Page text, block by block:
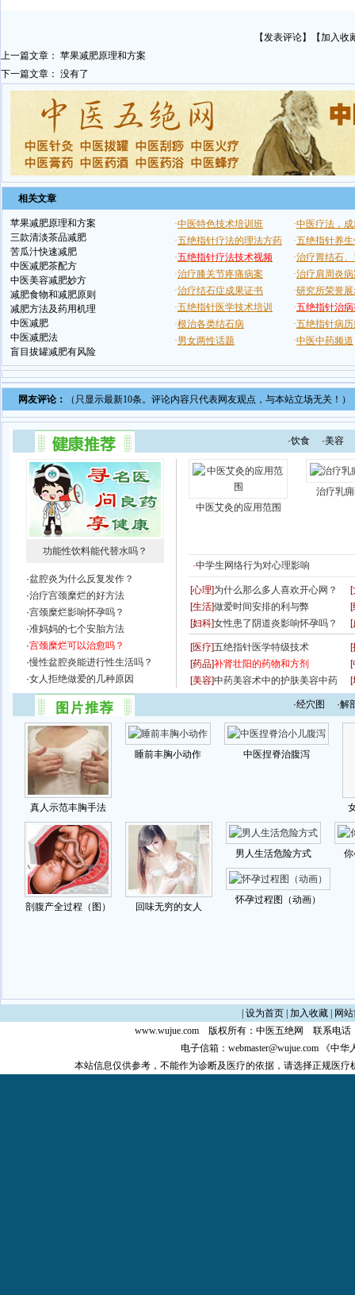
【发表评论】【加入收
上一篇文章： 苹果减肥原理和方案
下一篇文章： 没有了
相关文章
苹果减肥原理和方案
三款清淡茶品减肥
苦瓜汁快速减肥
中医减肥茶配方
中医美容减肥妙方
减肥食物和减肥原则
减肥方法及药用机理
中医减肥
中医减肥法
盲目拔罐减肥有风险
网友评论： （只显示最新10条。评论内容只代表网友观点，与本站立场无关！
设为首页| 加入收藏|
网
www.wujue.com 版权所有： 中医五绝网
联系电话
电子信箱： webmaster@wujue.com 《中华
本站信息仅供参考，不能作为诊断及医疗的依据，请选择正规医